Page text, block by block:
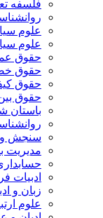
فلسفه
علوم
علوم
حقوق
حقوق
حقوق
حقوق
باستان
سنجش و
مدیریت
ادبیات
زبان و
علوم